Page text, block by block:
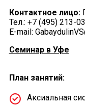
Контактное лицо:
Тел.: +7 (495) 213-
E-mail:
Семинар в Уфе
План занятий:
Аксиальная